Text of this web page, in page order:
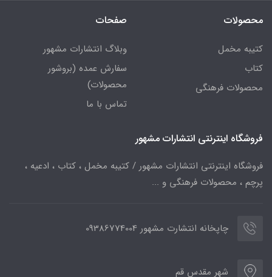
محصولات
کتیبه مخمل
کتاب
محصولات فرهنگی
صفحات
وبلاگ انتشارات مشهور
سفارش عمده (بروشور
محصولات)
تماس با ما
فروشگاه اینترنتی انتشارات مشهور
فروشگاه اینترنتی انتشارات مشهور / کتیبه مخمل ، کتاب ، ادعیه ،
پرچم ، محصولات فرهنگی و ...
چاپخانه انتشارت مشهور 09386774004
شهر مقدس قم